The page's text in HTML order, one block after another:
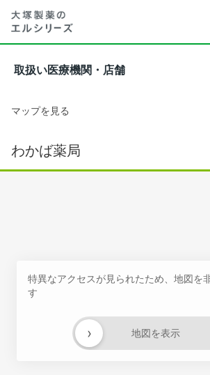
取扱い医療機関・店舗
マップを見る
わかば薬局
特異なアクセスが見られたため、地図を
す
地図を表示
›